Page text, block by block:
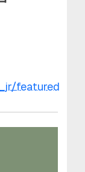
featured